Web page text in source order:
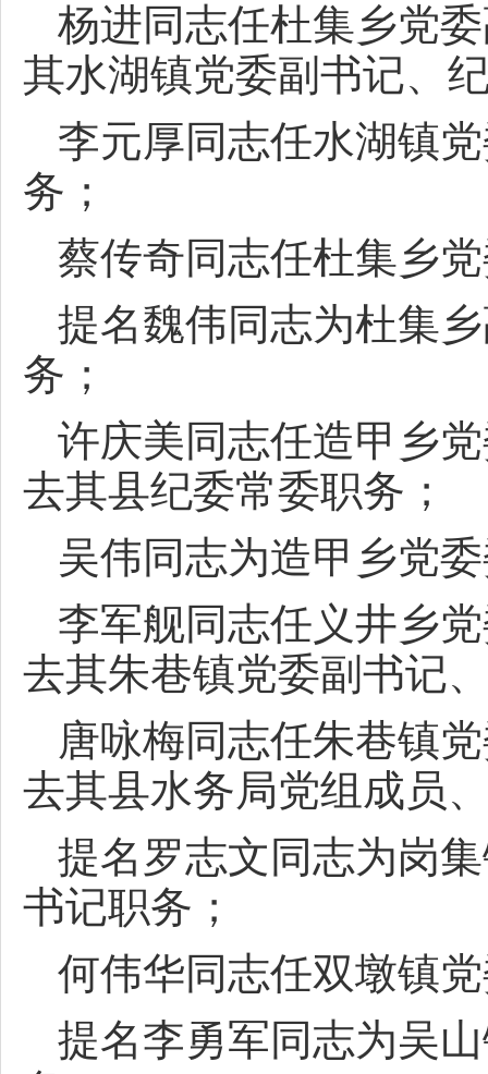
杨进同志任杜集乡党
其水湖镇党委副书记、
李元厚同志任水湖镇
务；
蔡传奇同志任杜集乡
提名魏伟同志为杜集
务；
许庆美同志任造甲乡
去其县纪委常委职务；
吴伟同志为造甲乡党
李军舰同志任义井乡
去其朱巷镇党委副书记
唐咏梅同志任朱巷镇
去其县水务局党组成员
提名罗志文同志为岗
书记职务；
何伟华同志任双墩镇
提名李勇军同志为吴